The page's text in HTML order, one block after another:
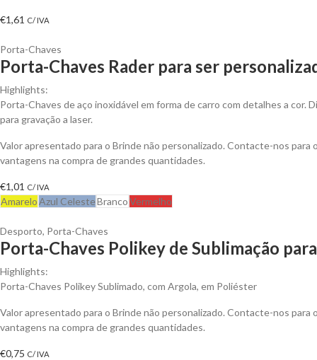
€1,61 C/ IVA
Porta-Chaves
Porta-Chaves Rader para ser
Highlights:
Porta-Chaves de aço inoxidável em forma de carro com detalhes a cor.
para gravação a laser.
Valor apresentado para o Brinde não personalizado. Contacte-nos para
vantagens na compra de grandes quantidades.
€1,01 C/ IVA
AmareloAzul CelesteBrancoVermelho
Desporto, Porta-Chaves
Porta-Chaves Polikey de Sublimação
Highlights:
Porta-Chaves Polikey Sublimado, com Argola, em Poliéster
Valor apresentado para o Brinde não personalizado. Contacte-nos para
vantagens na compra de grandes quantidades.
€0,75 C/ IVA